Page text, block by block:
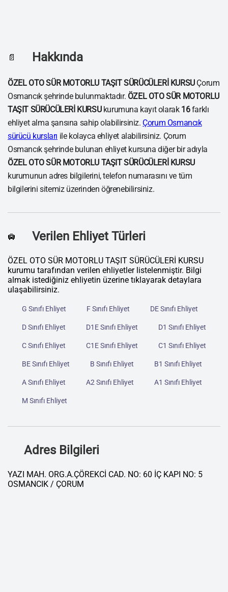
📄 Hakkında
ÖZEL OTO SÜR MOTORLU TAŞIT SÜRÜCÜLERİ KURSUÇorum
Osmancık şehrinde bulunmaktadır. ÖZEL OTO SÜR MOTORLU
TAŞIT SÜRÜCÜLERİ KURSUkurumuna kayıt olarak 16farklı
ehliyet alma şansına sahip olabilirsiniz. Çorum Osmancık
sürücü kursları ile kolayca ehliyet alabilirsiniz. Çorum
Osmancık şehrinde bulunan ehliyet kursuna diğer bir adıyla
ÖZEL OTO SÜR MOTORLU TAŞIT SÜRÜCÜLERİ KURSU
kurumunun adres bilgilerini, telefon numarasını ve tüm
bilgilerini sitemiz üzerinden öğrenebilirsiniz.
🛄 Verilen Ehliyet Türleri
ÖZEL OTO SÜR MOTORLU TAŞIT SÜRÜCÜLERİ KURSU
kurumu tarafından verilen ehliyetler listelenmiştir. Bilgi
almak istediğiniz ehliyetin üzerine tıklayarak detaylara
ulaşabilirsiniz.
G Sınıfı Ehliyet F Sınıfı Ehliyet DE Sınıfı Ehliyet
D Sınıfı Ehliyet D1E Sınıfı Ehliyet D1 Sınıfı Ehliyet
C Sınıfı Ehliyet C1E Sınıfı Ehliyet C1 Sınıfı Ehliyet
BE Sınıfı Ehliyet B Sınıfı Ehliyet B1 Sınıfı Ehliyet
A Sınıfı Ehliyet A2 Sınıfı Ehliyet A1 Sınıfı Ehliyet
M Sınıfı Ehliyet
Adres Bilgileri
YAZI MAH. ORG.A.ÇÖREKCİ CAD. NO: 60 İÇ KAPI NO: 5
OSMANCIK / ÇORUM